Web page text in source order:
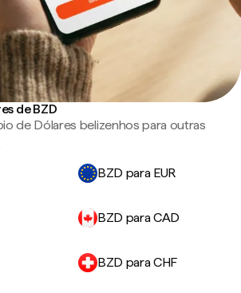
de BZD
de Dólares belizenhos para outras
BZD para EUR
BZD para CAD
BZD para CHF